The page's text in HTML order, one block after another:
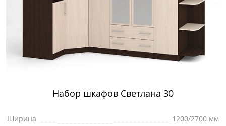
Набор шкафов Светлана 30
Ширина
1200/2700 мм